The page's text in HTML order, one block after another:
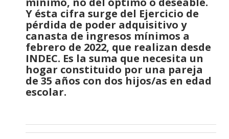
Y ésta cifra surge del Ejercicio de
pérdida de poder adquisitivo y
canasta de ingresos mínimos a
febrero de 2022, que realizan desde
INDEC. Es la suma que necesita un
hogar constituido por una pareja
de 35 años con dos hijos/as en edad
escolar.